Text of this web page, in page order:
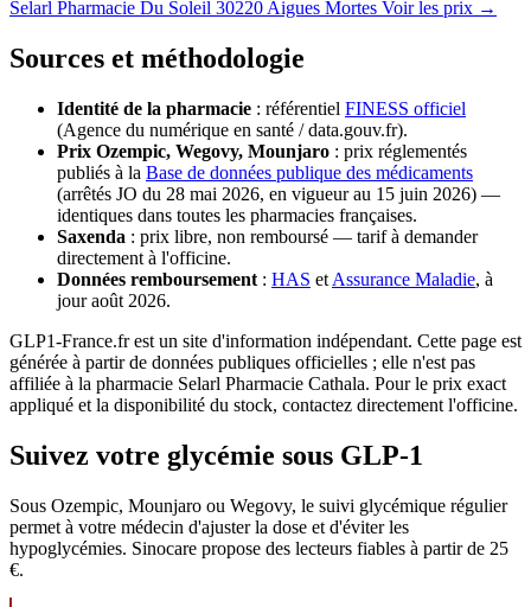
Selarl Pharmacie Du Soleil 30220 Aigues Mortes Voir les prix →
Sources et méthodologie
Identité de la pharmacie : référentiel FINESS officiel
(Agence du numérique en santé / data.gouv.fr).
Prix Ozempic, Wegovy, Mounjaro : prix réglementés
publiés à la Base de données publique des médicaments
(arrêtés JO du 28 mai 2026, en vigueur au 15 juin 2026) —
identiques dans toutes les pharmacies françaises.
Saxenda : prix libre, non remboursé — tarif à demander
directement à l'officine.
Données remboursement : HAS et Assurance Maladie, à
jour août 2026.
GLP1-France.fr est un site d'information indépendant. Cette page est
générée à partir de données publiques officielles ; elle n'est pas
affiliée à la pharmacie Selarl Pharmacie Cathala. Pour le prix exact
appliqué et la disponibilité du stock, contactez directement l'officine.
Suivez votre glycémie sous GLP-1
Sous Ozempic, Mounjaro ou Wegovy, le suivi glycémique régulier
permet à votre médecin d'ajuster la dose et d'éviter les
hypoglycémies. Sinocare propose des lecteurs fiables à partir de 25
€.